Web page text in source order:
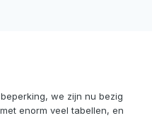
we zijn nu bezig
enorm veel tabellen, en